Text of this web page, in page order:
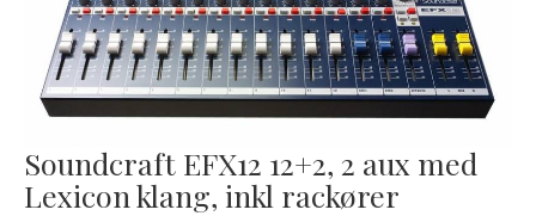
Soundcraft EFX12 12+2, 2 aux med
Lexicon klang, inkl rackører